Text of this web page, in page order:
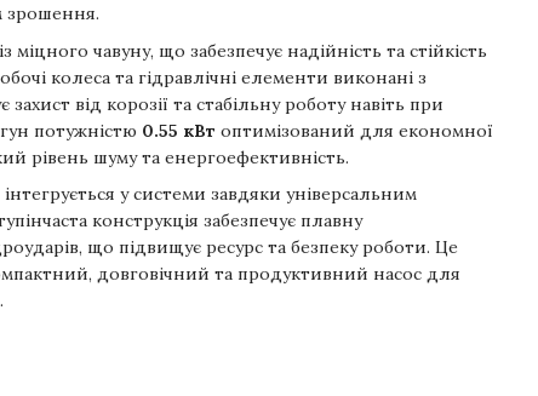
зрошення.
чавуну, що забезпечує надійність та стійкість
колеса та гідравлічні елементи виконані з
від корозії та стабільну роботу навіть при
потужністю 0.55 кВт оптимізований для економної
рівень шуму та енергоефективність.
у системи завдяки універсальним
конструкція забезпечує плавну
що підвищує ресурс та безпеку роботи. Це
довговічний та продуктивний насос для